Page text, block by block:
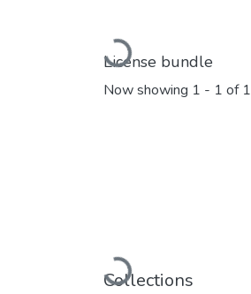
Loading...
License bundle
Now showing 1 - 1 of 1
Loading...
Collections